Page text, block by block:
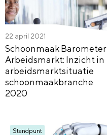
22 april 2021
Schoonmaak Barometer
Arbeidsmarkt: Inzicht in
arbeidsmarktsituatie
schoonmaakbranche
2020
Standpunt